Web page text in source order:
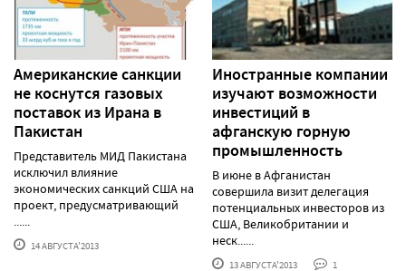
Американские санкции
не коснутся газовых
поставок из Ирана в
Пакистан
Представитель МИД Пакистана
исключил влияние
экономических санкций США на
проект, предусматривающий
......
14 АВГУСТА'2013
Иностранные компании
изучают возможности
инвестиций в
афганскую горную
промышленность
В июне в Афганистан
совершила визит делегация
потенциальных инвесторов из
США, Великобритании и
неск......
13 АВГУСТА'2013 1